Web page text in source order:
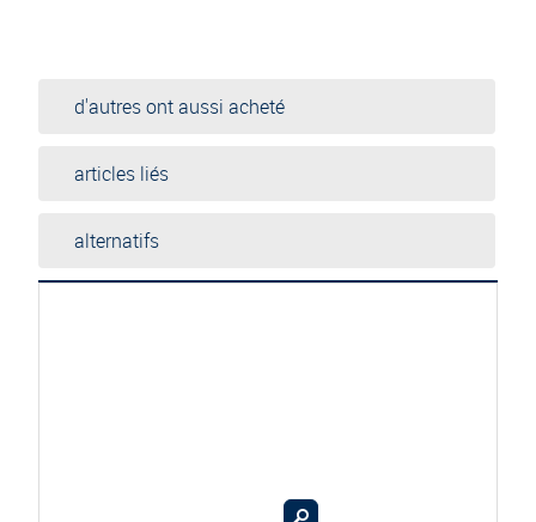
d'autres ont aussi acheté
articles liés
alternatifs